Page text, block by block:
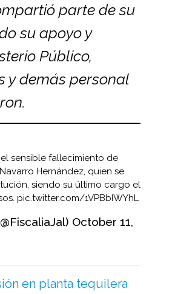
parte de su
su apoyo y
Público,
y demás personal
sensible fallecimiento de
Hernández, quien se
siendo su último cargo el
pic.twitter.com/1VPBbIWYhL
October 11,
en planta tequilera